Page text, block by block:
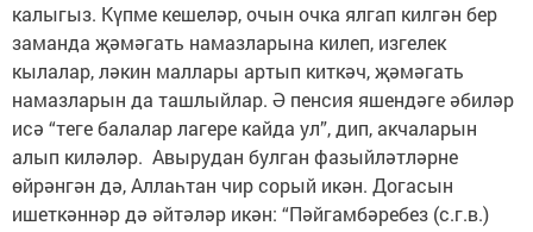
калыгыз. Күпме кешеләр, очын очка ялгап килгән бер
заманда җәмәгать намазларына килеп, изгелек
кылалар, ләкин маллары артып киткәч, җәмәгать
намазларын да ташлыйлар. Ә пенсия яшендәге әбиләр
исә “теге балалар лагере кайда ул”, дип, акчаларын
алып киләләр. Авырудан булган фазыйләтләрне
өйрәнгән дә, Аллаһтан чир сорый икән. Догасын
ишеткәннәр дә әйтәләр икән: “Пәйгамбәребез (с.г.в.)